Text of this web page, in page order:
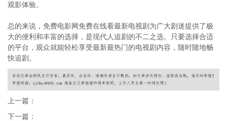
观影体验。
总的来说，免费电影网免费在线看最新电视剧为广大剧迷提供了极
大的便利和丰富的选择，是现代人追剧的不二之选。只要选择合适
的平台，观众就能轻松享受最新最热门的电视剧内容，随时随地畅
快追剧。
上一篇：
下一篇：